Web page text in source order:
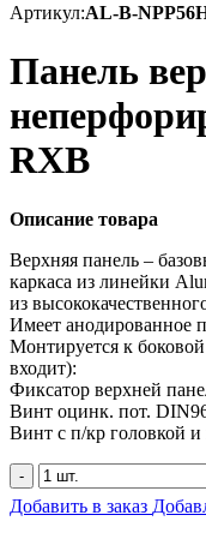
Артикул:AL-B-
Панель
RXB
Описание товара
Верхняя панель –
каркаса из линейки
из
Имеет анодированное
Монтируется к
входит):
Фиксатор верхней
Винт оцинк. пот.
Винт с п/кр головкой
-
Добавить в заказ